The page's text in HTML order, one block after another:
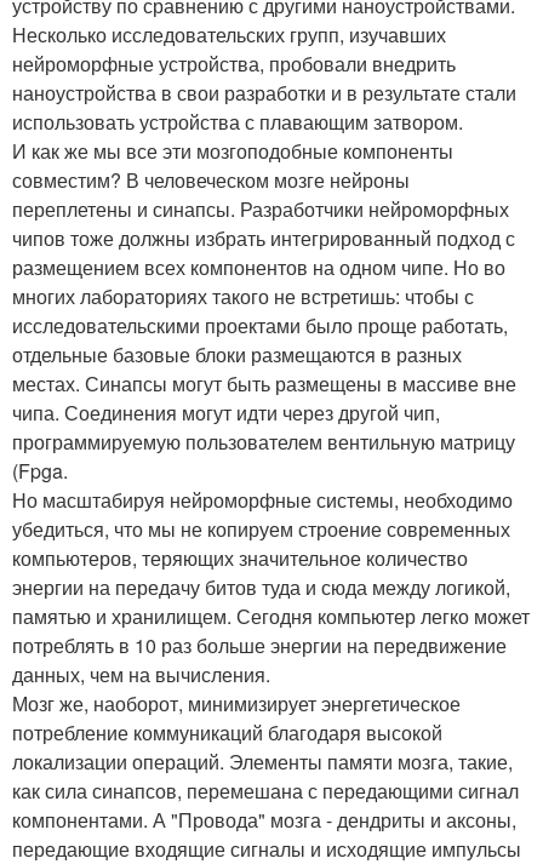
Несколько исследовательских групп, изучавших
нейроморфные устройства, пробовали внедрить
наноустройства в свои разработки и в результате стали
использовать устройства с плавающим затвором.
И как же мы все эти мозгоподобные компоненты
совместим? В человеческом мозге нейроны
переплетены и синапсы. Разработчики нейроморфных
чипов тоже должны избрать интегрированный подход с
размещением всех компонентов на одном чипе. Но во
многих лабораториях такого не встретишь: чтобы с
исследовательскими проектами было проще работать,
отдельные базовые блоки размещаются в разных
местах. Синапсы могут быть размещены в массиве вне
чипа. Соединения могут идти через другой чип,
программируемую пользователем вентильную матрицу
(Fpga.
Но масштабируя нейроморфные системы, необходимо
убедиться, что мы не копируем строение современных
компьютеров, теряющих значительное количество
энергии на передачу битов туда и сюда между логикой,
памятью и хранилищем. Сегодня компьютер легко может
потреблять в 10 раз больше энергии на передвижение
данных, чем на вычисления.
Мозг же, наоборот, минимизирует энергетическое
потребление коммуникаций благодаря высокой
локализации операций. Элементы памяти мозга, такие,
как сила синапсов, перемешана с передающими сигнал
компонентами. А "Провода" мозга - дендриты и аксоны,
передающие входящие сигналы и исходящие импульсы